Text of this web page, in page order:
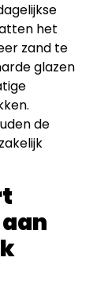
het
zand te
glazen
de